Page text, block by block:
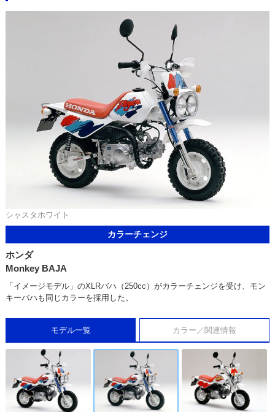
シャスタホワイト
カラーチェンジ
ホンダ
Monkey BAJA
「イメージモデル」のXLRバハ（250cc）がカラーチェンジを受け、モン
キーバハも同じカラーを採用した。
モデル一覧 カラー／関連情報